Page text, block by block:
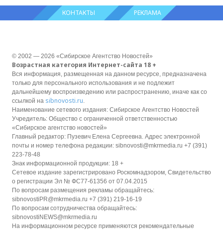
КОНТАКТЫ РЕКЛАМА
© 2002 — 2026 «Сибирское Агентство Новостей»
Возрастная категория Интернет-сайта 18 +
Вся информация, размещенная на данном ресурсе, предназначена
только для персонального использования и не подлежит
дальнейшему воспроизведению или распространению, иначе как со
ссылкой на sibnovosti.ru
Наименование сетевого издания: Сибирское Агентство Новостей
Учредитель: Общество с ограниченной ответственностью
«Сибирское агентство новостей»
Главный редактор: Пузевич Елена Сергеевна. Адрес электронной
почты и номер телефона редакции: sibnovosti@mkrmedia.ru +7 (391)
223-78-48
Знак информационной продукции: 18 +
Сетевое издание зарегистрировано Роскомнадзором, Свидетельство
о регистрации Эл № ФС77-61356 от 07.04.2015
По вопросам размещения рекламы обращайтесь:
sibnovostiPR@mkrmedia.ru +7 (391) 219-16-19
По вопросам сотрудничества обращайтесь:
sibnovostiNEWS@mkrmedia.ru
На информационном ресурсе применяются рекомендательные